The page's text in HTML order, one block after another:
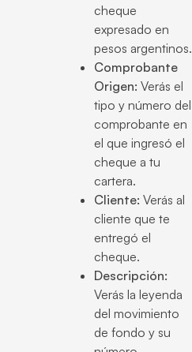
cheque
expresado en
pesos argentinos.
Comprobante
Origen: Verás el
tipo y número del
comprobante en
el que ingresó el
cheque a tu
cartera.
Cliente: Verás al
cliente que te
entregó el
cheque.
Descripción:
Verás la leyenda
del movimiento
de fondo y su